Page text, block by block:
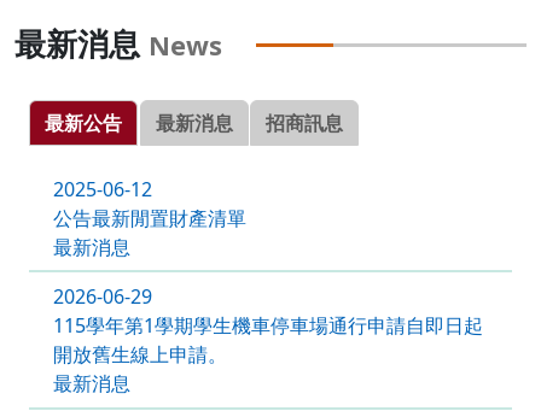
最新消息 News
最新公告 最新消息 招商訊息
2025-06-12
公告最新閒置財產清單
最新消息
2026-06-29
115學年第1學期學生機車停車場通行申請自即日起
開放舊生線上申請。
最新消息